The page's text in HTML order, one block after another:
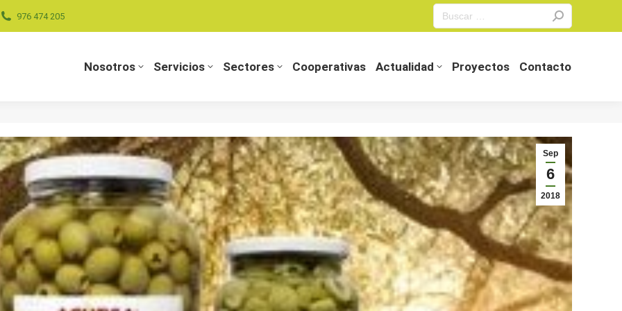
976 474 205
Search:
Nosotros Servicios Sectores Cooperativas Actualidad Proyectos Contacto
Sep
6
2018
Actualidad Proyectos Contacto